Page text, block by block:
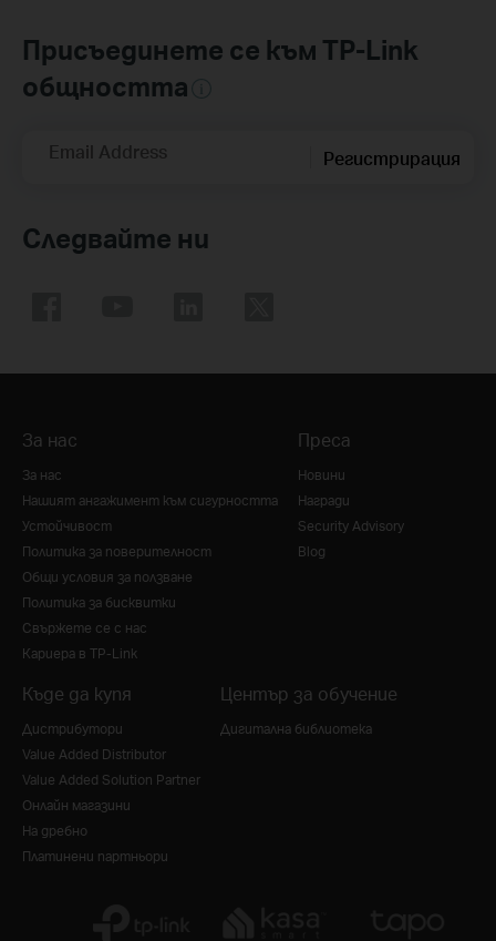
Присъединете се към TP-Link
общността
Email Address Регистрирация
Следвайте ни
За нас
За нас
Нашият ангажимент към сигурността
Устойчивост
Политика за поверителност
Общи условия за ползване
Политика за бисквитки
Свържете се с нас
Кариера в TP-Link
Преса
Новини
Награди
Security Advisory
Blog
Къде да купя
Дистрибутори
Value Added Distributor
Value Added Solution Partner
Онлайн магазини
На дребно
Платинени партньори
Център за обучение
Дигитална библиотека